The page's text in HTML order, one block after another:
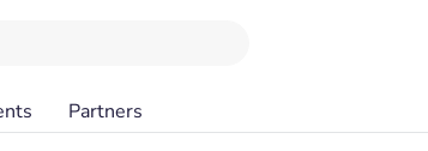
Partners